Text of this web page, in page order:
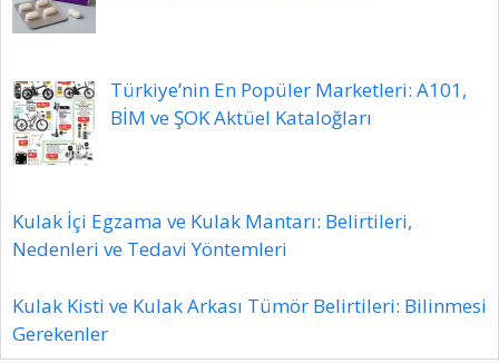
Türkiye’nin En Popüler Marketleri: A101,
BİM ve ŞOK Aktüel Kataloğları
Kulak İçi Egzama ve Kulak Mantarı: Belirtileri,
Nedenleri ve Tedavi Yöntemleri
Kulak Kisti ve Kulak Arkası Tümör Belirtileri: Bilinmesi
Gerekenler